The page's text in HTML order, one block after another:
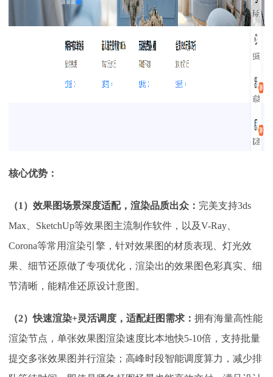
核心优势：
（1）效果图场景深度适配，渲染品质出众： 完美支持3ds
Max、SketchUp等效果图主流制作软件，以及V-Ray、
Corona等常用渲染引擎，针对效果图的材质表现、灯光效
果、细节还原做了专项优化，渲染出的效果图色彩真实、细
节清晰，能精准还原设计意图。
（2）快速渲染+灵活调度，适配赶图需求： 拥有海量高性能
渲染节点，单张效果图渲染速度比本地快5-10倍，支持批量
提交多张效果图并行渲染；高峰时段智能调度算力，减少排